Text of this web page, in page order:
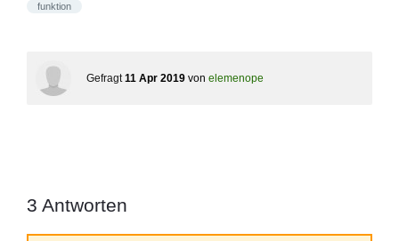
funktion
Gefragt 11 Apr 2019 von elemenope
3 Antworten